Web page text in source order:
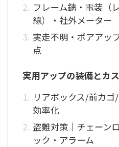
フレーム錆・電装（
線）・社外メーター
実走不明・ボアアッ
点
実用アップの装備とカ
リアボックス/前カ
効率化
盗難対策｜チェーン
ック・アラーム